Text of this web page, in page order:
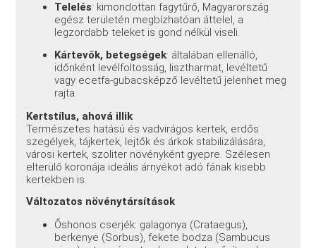
Telelés: kimondottan fagytűrő, Magyarország
egész területén megbízhatóan áttelel, a
legzordabb teleket is gond nélkül viseli.
Kártevők, betegségek: általában ellenálló,
időnként levélfoltosság, lisztharmat, levéltetű
vagy ecetfa-gubacsképző levéltetű jelenhet meg
rajta.
Kertstílus, ahová illik
Természetes hatású és vadvirágos kertek, erdős
szegélyek, tájkertek, lejtők és árkok stabilizálására,
városi kertek, szoliter növényként gyepre. Szélesen
elterülő koronája ideális árnyékot adó fának kisebb
kertekben is.
Változatos növénytársítások
Őshonos cserjék: galagonya (Crataegus),
berkenye (Sorbus), fekete bodza (Sambucus